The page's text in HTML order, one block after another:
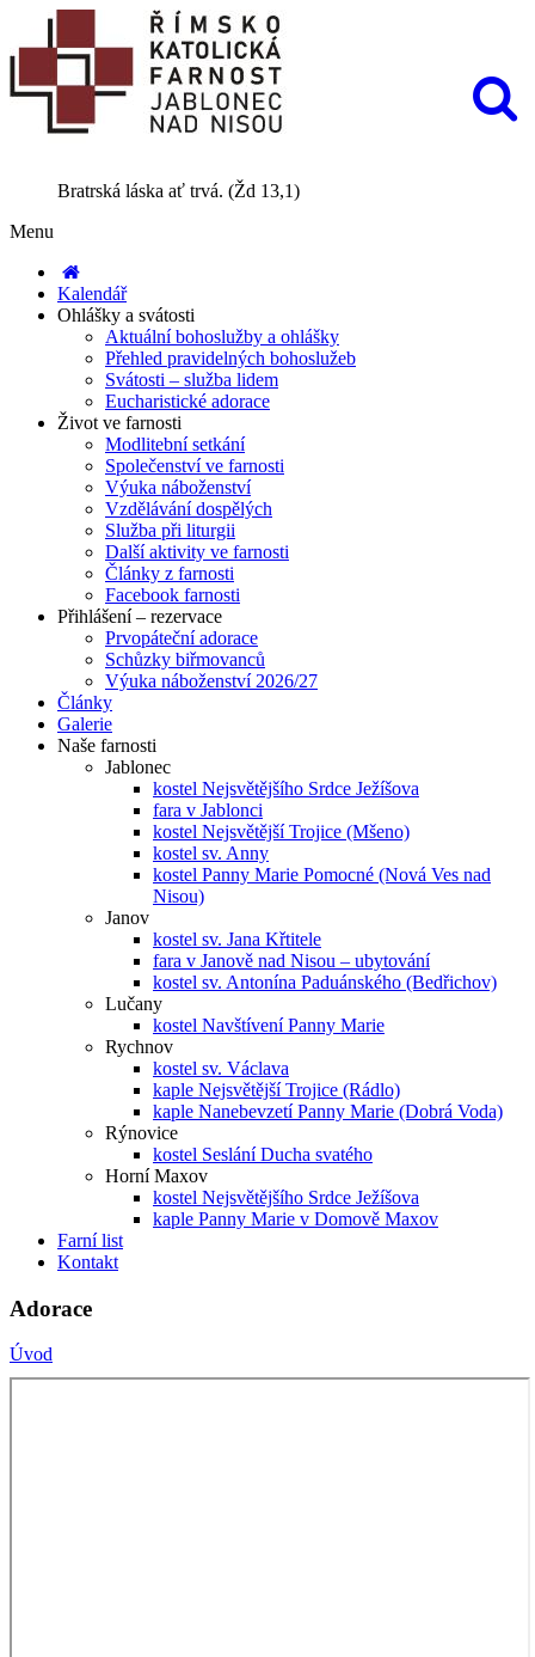
Bratrská láska ať trvá. (Žd 13,1)
Menu
Kalendář
Ohlášky a svátosti
Aktuální bohoslužby a ohlášky
Přehled pravidelných bohoslužeb
Svátosti – služba lidem
Eucharistické adorace
Život ve farnosti
Modlitební setkání
Společenství ve farnosti
Výuka náboženství
Vzdělávání dospělých
Služba při liturgii
Další aktivity ve farnosti
Články z farnosti
Facebook farnosti
Přihlášení – rezervace
Prvopáteční adorace
Schůzky biřmovanců
Výuka náboženství 2026/27
Články
Galerie
Naše farnosti
Jablonec
kostel Nejsvětějšího Srdce Ježíšova
fara v Jablonci
kostel Nejsvětější Trojice (Mšeno)
kostel sv. Anny
kostel Panny Marie Pomocné (Nová Ves nad
Nisou)
Janov
kostel sv. Jana Křtitele
fara v Janově nad Nisou – ubytování
kostel sv. Antonína Paduánského (Bedřichov)
Lučany
kostel Navštívení Panny Marie
Rychnov
kostel sv. Václava
kaple Nejsvětější Trojice (Rádlo)
kaple Nanebevzetí Panny Marie (Dobrá Voda)
Rýnovice
kostel Seslání Ducha svatého
Horní Maxov
kostel Nejsvětějšího Srdce Ježíšova
kaple Panny Marie v Domově Maxov
Farní list
Kontakt
Adorace
Úvod